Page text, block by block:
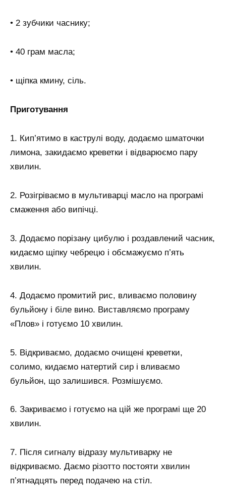
• 2 зубчики часнику;
• 40 грам масла;
• щіпка кмину, сіль.
Приготування
1. Кип’ятимо в каструлі воду, додаємо шматочки
лимона, закидаємо креветки і відварюємо пару
хвилин.
2. Розігріваємо в мультиварці масло на програмі
смаження або випічці.
3. Додаємо порізану цибулю і роздавлений часник,
кидаємо щіпку чебрецю і обсмажуємо п’ять
хвилин.
4. Додаємо промитий рис, вливаємо половину
бульйону і біле вино. Виставляємо програму
«Плов» і готуємо 10 хвилин.
5. Відкриваємо, додаємо очищені креветки,
солимо, кидаємо натертий сир і вливаємо
бульйон, що залишився. Розмішуємо.
6. Закриваємо і готуємо на цій же програмі ще 20
хвилин.
7. Після сигналу відразу мультиварку не
відкриваємо. Даємо різотто постояти хвилин
п’ятнадцять перед подачею на стіл.